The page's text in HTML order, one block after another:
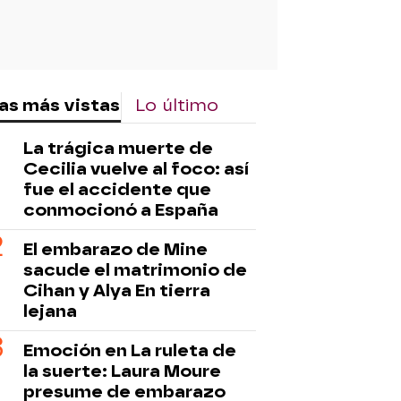
más vistas Lo último
La trágica muerte de
Cecilia vuelve al foco: así
fue el accidente que
conmocionó a España
El embarazo de Mine
sacude el matrimonio de
Cihan y Alya En tierra
lejana
Emoción en La ruleta de
la suerte: Laura Moure
presume de embarazo